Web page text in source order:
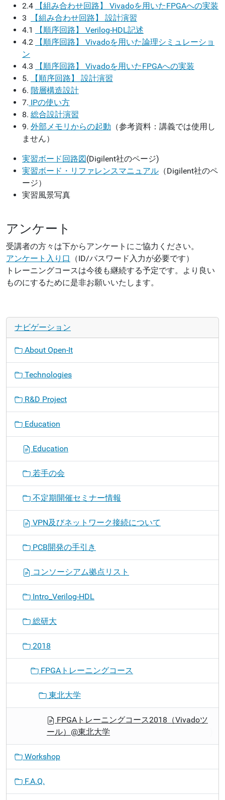
2.4
【組み合わせ回路】 Vivadoを用いたFPGAへの実装
3
【組み合わせ回路】 設計演習
4.1
【順序回路】 Verilog-HDL記述
4.2
【順序回路】 Vivadoを用いた論理シミュレーショ
ン
4.3
【順序回路】 Vivadoを用いたFPGAへの実装
5.
【順序回路】 設計演習
6. 階層構造設計
7. IPの使い方
8. 総合設計演習
9. 外部メモリからの起動 （参考資料：講義では使用し
ません）
実習ボード回路図(Digilent社のページ)
実習ボード・リファレンスマニュアル （Digilent社のペ
ージ）
実習風景写真
アンケート
受講者の方々は下からアンケートにご協力ください。
アンケート入り口
（ID/パスワード入力が必要です）
トレーニングコースは今後も継続する予定です。より良い
ものにするために是非お願いいたします。
ナビゲーション
About Open-It
Technologies
R&D Project
Education
Education
若手の会
不定期開催セミナー情報
VPN及びネットワーク接続について
PCB開発の手引き
コンソーシアム拠点リスト
Intro_Verilog-HDL
総研大
2018
FPGAトレーニングコース
東北大学
FPGAトレーニングコース2018（Vivadoツ
ール）@東北大学
Workshop
F.A.Q.